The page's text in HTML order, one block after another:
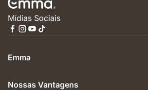
Mídias Sociais
Emma
Nossas Vantagens